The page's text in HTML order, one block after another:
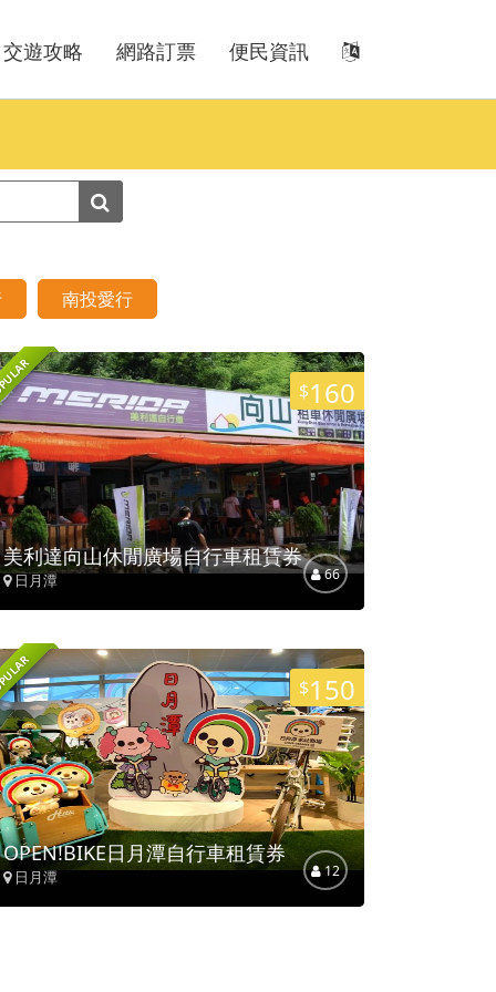
交遊攻略 網路訂票 便民資訊
南投愛行
$160
美利達向山休閒廣場自行車租賃券
日月潭 66
$150
OPEN!BIKE日月潭自行車租賃券
日月潭 12